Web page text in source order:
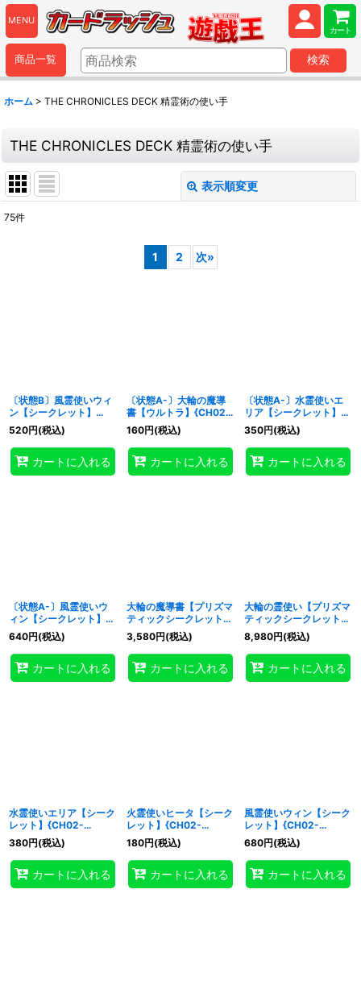
MENU
カート
商品一覧 検索
ホーム > THE CHRONICLES DECK 精霊術の使い手
THE CHRONICLES DECK 精霊術の使い手
表示順変更
75件
1 2 次»
〔状態B〕風霊使いウィ
ン【シークレット】
{CH02-JP003}《モン
スター》
520円(税込)
カートに入れる
〔状態A-〕大輪の魔導
書【ウルトラ】{CH02-
JP028}《魔法》
160円(税込)
カートに入れる
〔状態A-〕水霊使いエ
リア【シークレット】
{CH02-JP001}《モン
スター》
350円(税込)
カートに入れる
〔状態A-〕風霊使いウ
ィン【シークレット】
{CH02-JP003}《モン
スター》
640円(税込)
カートに入れる
大輪の魔導書【プリズマ
ティックシークレット】
{CH02-JP028}《魔
法》
3,580円(税込)
カートに入れる
大輪の霊使い【プリズマ
ティックシークレット】
{CH02-JP041}《融
合》
8,980円(税込)
カートに入れる
水霊使いエリア【シーク
レット】{CH02-
JP001}《モンスター》
380円(税込)
カートに入れる
火霊使いヒータ【シーク
レット】{CH02-
JP002}《モンスター》
180円(税込)
カートに入れる
風霊使いウィン【シーク
レット】{CH02-
JP003}《モンスター》
680円(税込)
カートに入れる